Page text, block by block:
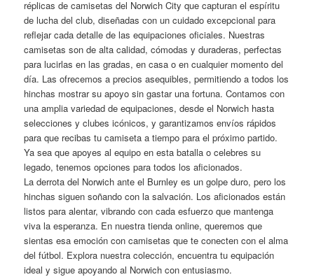
réplicas de camisetas del Norwich City que capturan el espíritu
de lucha del club, diseñadas con un cuidado excepcional para
reflejar cada detalle de las equipaciones oficiales. Nuestras
camisetas son de alta calidad, cómodas y duraderas, perfectas
para lucirlas en las gradas, en casa o en cualquier momento del
día. Las ofrecemos a precios asequibles, permitiendo a todos los
hinchas mostrar su apoyo sin gastar una fortuna. Contamos con
una amplia variedad de equipaciones, desde el Norwich hasta
selecciones y clubes icónicos, y garantizamos envíos rápidos
para que recibas tu camiseta a tiempo para el próximo partido.
Ya sea que apoyes al equipo en esta batalla o celebres su
legado, tenemos opciones para todos los aficionados.
La derrota del Norwich ante el Burnley es un golpe duro, pero los
hinchas siguen soñando con la salvación. Los aficionados están
listos para alentar, vibrando con cada esfuerzo que mantenga
viva la esperanza. En nuestra tienda online, queremos que
sientas esa emoción con camisetas que te conecten con el alma
del fútbol. Explora nuestra colección, encuentra tu equipación
ideal y sigue apoyando al Norwich con entusiasmo.